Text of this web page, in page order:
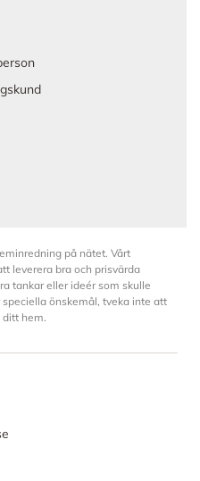
på nätet. Vårt
leverera bra och prisvärda
tankar eller ideér som skulle
önskemål, tveka inte att
ditt hem.